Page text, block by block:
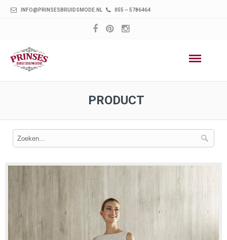
INFO@PRINSESBRUIDSMODE.NL 055 – 5786464
PRODUCT